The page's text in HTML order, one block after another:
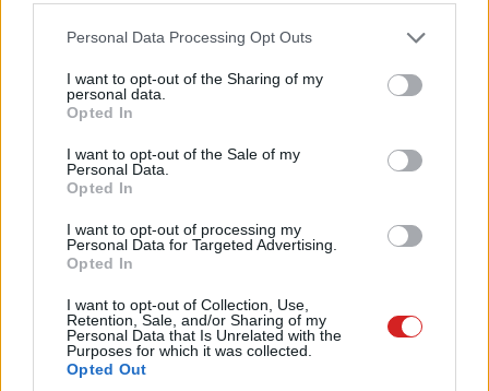
Please note that this website/app uses one or more Google
not limited to your visit or usage behaviour. You may click to
grant or deny consent to Google and its third-party tags to
use your data for below specified purposes in below Google
consent section.
Personal Data Processing Opt Outs
I want to opt-out of the Sharing of my
personal data.
Opted In
I want to opt-out of the Sale of my
Personal Data.
Opted In
I want to opt-out of processing my
Personal Data for Targeted Advertising.
Opted In
I want to opt-out of Collection, Use,
Retention, Sale, and/or Sharing of my
Personal Data that Is Unrelated with the
Purposes for which it was collected.
Opted Out
Lengyelországban és Ausztráliában.
balatoni kardioösvény (X)
4 és egy 8 km-es egészségügyi tanösvény nyílt
#android #google wallet #google pay